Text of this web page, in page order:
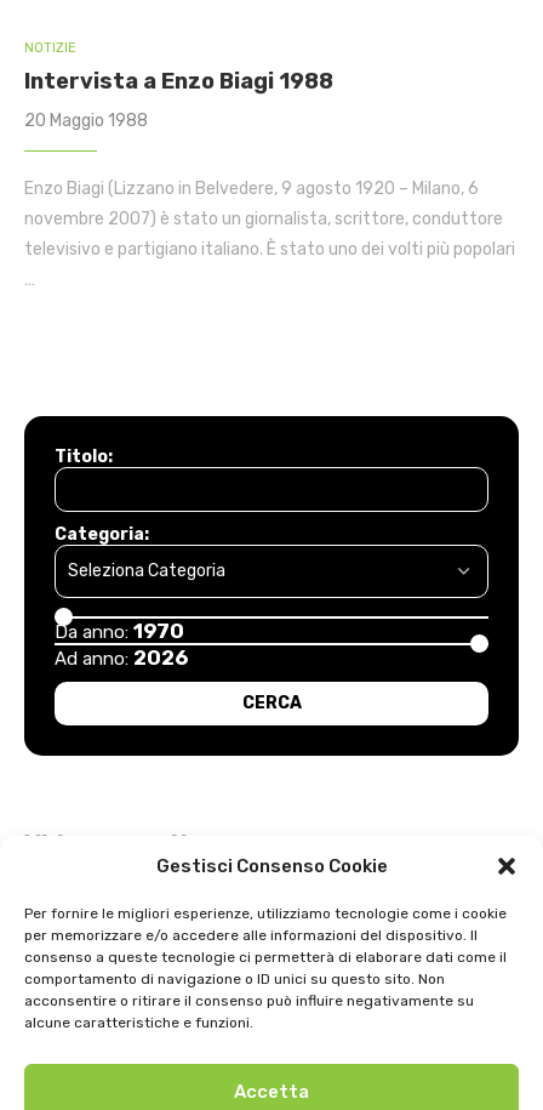
Gestisci Consenso Cookie
Per fornire le migliori esperienze, utilizziamo tecnologie come i cookie
per memorizzare e/o accedere alle informazioni del dispositivo. Il
consenso a queste tecnologie ci permetterà di elaborare dati come il
comportamento di navigazione o ID unici su questo sito. Non
acconsentire o ritirare il consenso può influire negativamente su
alcune caratteristiche e funzioni.
Accetta
NOTIZIE
Intervista a Enzo Biagi 1988
20 Maggio 1988
Enzo Biagi (Lizzano in Belvedere, 9 agosto 1920 – Milano, 6
novembre 2007) è stato un giornalista, scrittore, conduttore
televisivo e partigiano italiano. È stato uno dei volti più popolari
…
Titolo:
Categoria:
Da anno: 1970
Ad anno: 2026
Video recenti
Intervista a Gian Antonio Stella su “L’orda” di Luigi Bardelli 2002
Festa dell’ Unità PDS: interviste 1991